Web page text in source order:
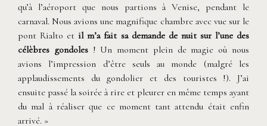
qu’à l’aéroport que nous partions à Venise, pendant le
carnaval. Nous avions une magnifique chambre avec vue sur le
pont Rialto etil m’a fait sa demande de nuit sur l’une des
célèbres gondoles! Un moment plein de magie où nous
avions l’impression d’être seuls au monde (malgré les
applaudissements du gondolier et des touristes !). J’ai
ensuite passé la soirée à rire et pleurer en même temps ayant
du mal à réaliser que ce moment tant attendu était enfin
arrivé. »